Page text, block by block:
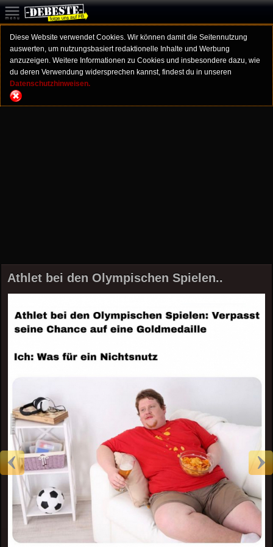
Diese Website verwendet Cookies. Wir können damit die Seitennutzung
auswerten, um nutzungsbasiert redaktionelle Inhalte und Werbung
anzuzeigen. Weitere Informationen zu Cookies und insbesondere dazu, wie
du deren Verwendung widersprechen kannst, findest du in unseren
Datenschutzhinweisen.
Athlet bei den Olympischen Spielen..